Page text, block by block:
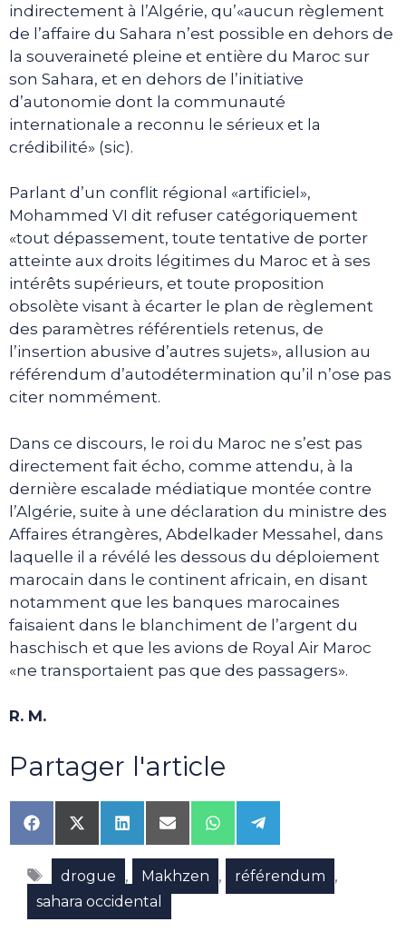
indirectement à l’Algérie, qu’«aucun règlement
de l’affaire du Sahara n’est possible en dehors de
la souveraineté pleine et entière du Maroc sur
son Sahara, et en dehors de l’initiative
d’autonomie dont la communauté
internationale a reconnu le sérieux et la
crédibilité» (sic).
Parlant d’un conflit régional «artificiel»,
Mohammed VI dit refuser catégoriquement
«tout dépassement, toute tentative de porter
atteinte aux droits légitimes du Maroc et à ses
intérêts supérieurs, et toute proposition
obsolète visant à écarter le plan de règlement
des paramètres référentiels retenus, de
l’insertion abusive d’autres sujets», allusion au
référendum d’autodétermination qu’il n’ose pas
citer nommément.
Dans ce discours, le roi du Maroc ne s’est pas
directement fait écho, comme attendu, à la
dernière escalade médiatique montée contre
l’Algérie, suite à une déclaration du ministre des
Affaires étrangères, Abdelkader Messahel, dans
laquelle il a révélé les dessous du déploiement
marocain dans le continent africain, en disant
notamment que les banques marocaines
faisaient dans le blanchiment de l’argent du
haschisch et que les avions de Royal Air Maroc
«ne transportaient pas que des passagers».
R. M.
Partager l'article
Share
on
Facebook
Share
on
X
(Twitter)
Share
on
LinkedIn
Share
on
Email
Share
on
WhatsApp
Share
on
Telegram
Étiquettes
drogue , Makhzen , référendum ,
sahara occidental